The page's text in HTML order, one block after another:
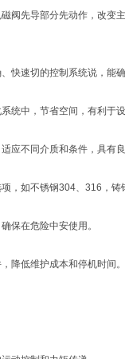
阀先导部分先动作，改
快速切的控制系统说，能确
统中，节省空间，有利于
应不同介质和条件，具有
，如不锈钢304、316，
保在危险中安使用。
降低维护成本和停机时间。